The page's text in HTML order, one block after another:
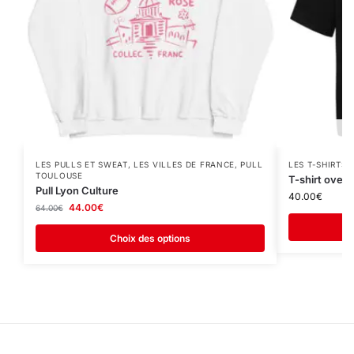
LES PULLS ET SWEAT,LES VILLES DE FRANCE,PULL
TOULOUSE
Pull Lyon Culture
64.00€ 44.00€
Choix des options
LES T-SHIRTS
T-shirt
40.00€